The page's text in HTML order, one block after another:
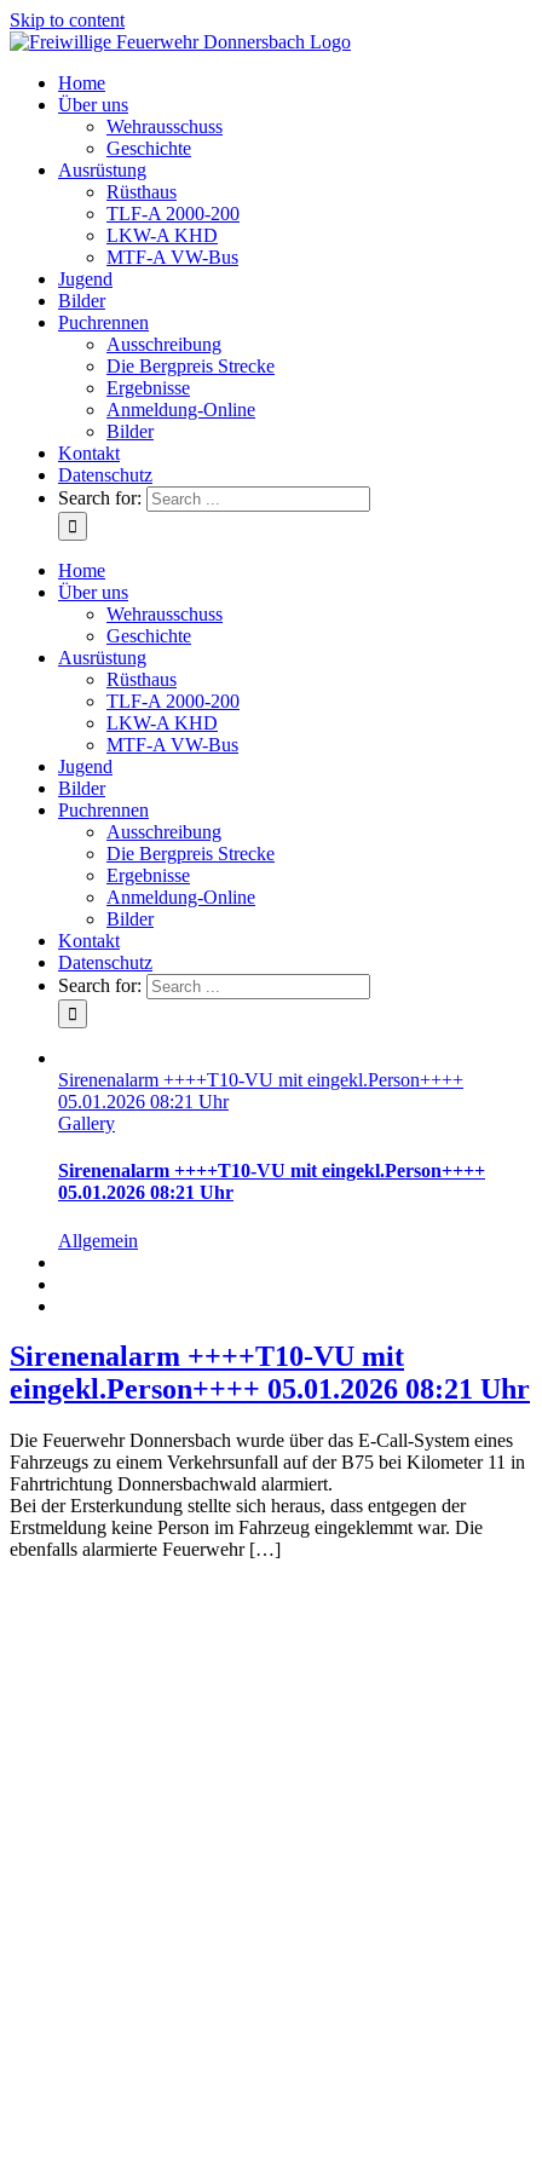
Skip to content
Home
Über uns
Wehrausschuss
Geschichte
Ausrüstung
Rüsthaus
TLF-A 2000-200
LKW-A KHD
MTF-A VW-Bus
Jugend
Bilder
Puchrennen
Ausschreibung
Die Bergpreis Strecke
Ergebnisse
Anmeldung-Online
Bilder
Kontakt
Datenschutz
Search for:
Home
Über uns
Wehrausschuss
Geschichte
Ausrüstung
Rüsthaus
TLF-A 2000-200
LKW-A KHD
MTF-A VW-Bus
Jugend
Bilder
Puchrennen
Ausschreibung
Die Bergpreis Strecke
Ergebnisse
Anmeldung-Online
Bilder
Kontakt
Datenschutz
Search for:
Sirenenalarm ++++T10-VU mit eingekl.Person++++
05.01.2026 08:21 Uhr
Gallery
Sirenenalarm ++++T10-VU mit eingekl.Person++++
05.01.2026 08:21 Uhr
Allgemein
Sirenenalarm ++++T10-VU mit
eingekl.Person++++ 05.01.2026 08:21 Uhr
Die Feuerwehr Donnersbach wurde über das E-Call-System eines
Fahrzeugs zu einem Verkehrsunfall auf der B75 bei Kilometer 11 in
Fahrtrichtung Donnersbachwald alarmiert.
Bei der Ersterkundung stellte sich heraus, dass entgegen der
Erstmeldung keine Person im Fahrzeug eingeklemmt war. Die
ebenfalls alarmierte Feuerwehr […]